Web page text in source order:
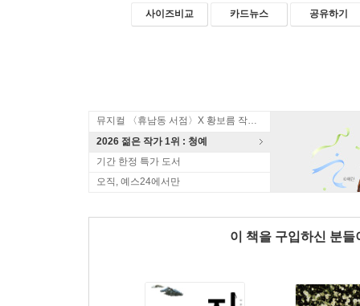
사이즈비교 카드뉴스 공유하기
뮤지컬 〈휴남동 서점〉X 황보름 작가 북토크
2026 젊은 작가 1위 : 청예
기간 한정 특가 도서
오직, 예스24에서만
이 책을 구입하신 분